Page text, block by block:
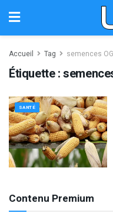
Accueil Tag semences
Étiquette :
SANTÉ
Contenu Premium